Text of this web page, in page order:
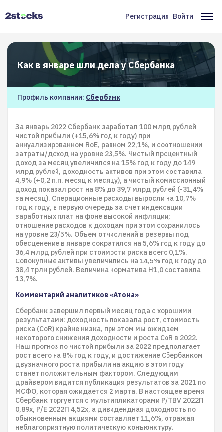
Меню
учётной
записи
пользователя
Регистрация Войти
Как в январе шли дела у Сбербанка
Профиль компании: Сбербанк
За январь 2022 Сбербанк заработал 100 млрд рублей
чистой прибыли (+15,6% год к году) при
аннуализированном RoE, равном 22,1%, и соотношении
затраты/доход на уровне 23,5%. Чистый процентный
доход за месяц увеличился на 15% год к году до 149
млрд рублей, доходность активов при этом составила
4,9% (+0,2 п.п. месяц к месяцу), а чистый комиссионный
доход показал рост на 8% до 39,7 млрд рублей (-31,4%
за месяц). Операционные расходы выросли на 10,7%
год к году, в первую очередь за счет индексации
заработных плат на фоне высокой инфляции;
отношение расходов к доходам при этом сохранилось
на уровне 23/5%. Объем отчислений в резервы под
обесценение в январе сократился на 5,6% год к году до
36,4 млрд рублей при стоимости риска всего 0,1%.
Совокупные активы увеличились на 14,5% год к году до
38,4 трлн рублей. Величина норматива Н1,0 составила
13,7%.
Комментарий аналитиков «Атона»
Сбербанк завершил первый месяц года с хорошими
результатами: доходность показала рост, стоимость
риска (CoR) крайне низка, при этом мы ожидаем
некоторого снижения доходности и роста CoR в 2022.
Наш прогноз по чистой прибыли за 2022 предполагает
рост всего на 8% год к году, и достижение Сбербанком
двузначного роста прибыли на акцию в этом году
станет положительным фактором. Следующим
драйвером видится публикация результатов за 2021 по
МСФО, которая ожидается 2 марта. В настоящее время
Сбербанк торгуется с мультипликаторами P/TBV 2022П
0,89x, P/E 2022П 4,52x, а дивидендная доходность по
обыкновенным акциями составляет 11,6%, отражая
неблагоприятную политическую конъюнктуру.